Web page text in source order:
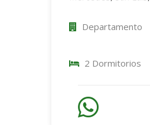
Departamento
2 Dormitorios